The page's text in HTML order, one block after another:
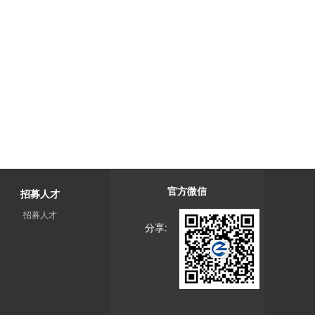
招募人才
招募人才
官方微信
分享: